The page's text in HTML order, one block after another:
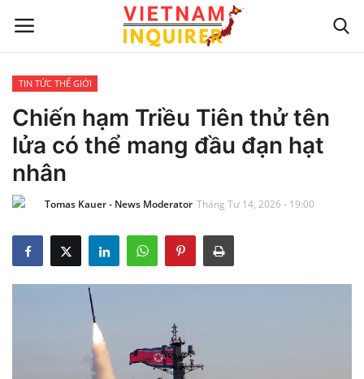
Trang chủ
Liên hệ
TIN TỨC THẾ GIỚI
CẬP NHẬT
TIN TỨC THẾ GIỚI
Chiến hạm Triều Tiên thử tên
lửa có thể mang đầu đạn hạt
nhân
Tomas Kauer - News Moderator Tháng Tư 14, 2026 - 19:00